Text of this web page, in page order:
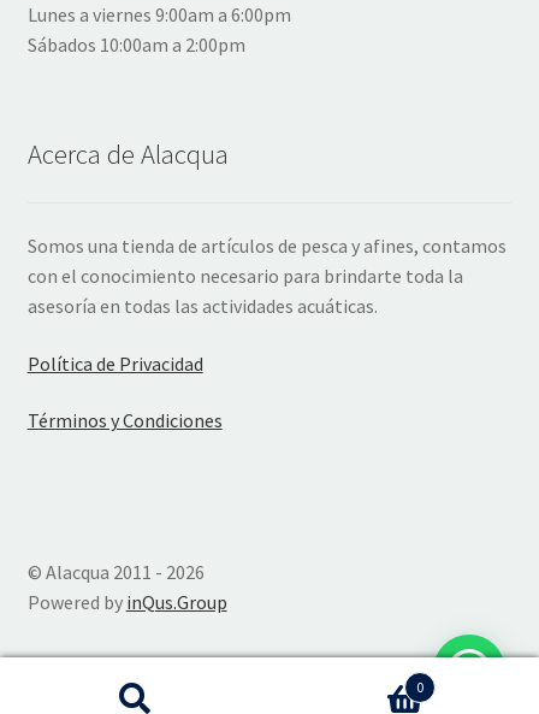
Lunes a viernes 9:00am a 6:00pm
Sábados 10:00am a 2:00pm
Acerca de Alacqua
Somos una tienda de artículos de pesca y afines, contamos
con el conocimiento necesario para brindarte toda la
asesoría en todas las actividades acuáticas.
Política de Privacidad
Términos y Condiciones
© Alacqua 2011 - 2026
Powered by inQus.Group
0